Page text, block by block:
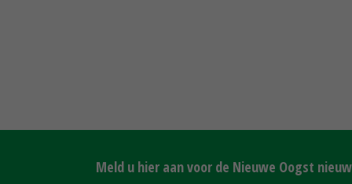
Meld u hier aan voor de Nieuwe Oogst